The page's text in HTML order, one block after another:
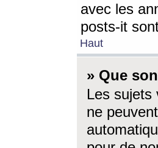
avec les
posts-it
Haut
» Que
Les sujets
ne